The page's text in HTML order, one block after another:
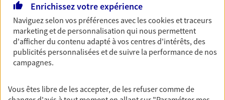
Prévoyance
Pour un avenir serein, assurez-vous avec notre
contrat prévoyance. Préservez vos proches en cas
d'accident ou de maladie en optant pour les
garanties incapacité temporaire totale de travail,
Découvrir l'offre Prévoyance
Enrichissez votre expérience
Naviguez selon vos préférences avec lescookies et traceurs
marketing et de personnalisation qui nous permettent
d'afficher du contenu adapté à vos centres d'intérêts, des
publicités personnalisées et de suivre la performance de nos
campagnes.
Vous êtes libre de les accepter, de les refuser comme de